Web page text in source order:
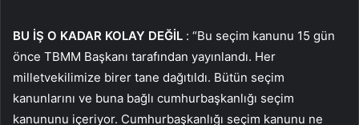
BU İŞ O KADAR KOLAY DEĞİL : “Bu seçim kanunu 15 gün
önce TBMM Başkanı tarafından yayınlandı. Her
milletvekilimize birer tane dağıtıldı. Bütün seçim
kanunlarını ve buna bağlı cumhurbaşkanlığı seçim
kanununu içeriyor. Cumhurbaşkanlığı seçim kanunu ne